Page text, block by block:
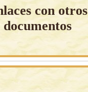
con otros
documentos